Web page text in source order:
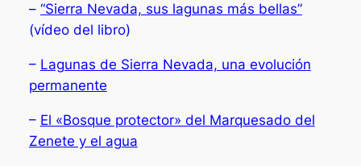
– “Sierra Nevada, sus lagunas más bellas”
(vídeo del libro)
– Lagunas de Sierra Nevada, una evolución
permanente
– El «Bosque protector» del Marquesado del
Zenete y el agua